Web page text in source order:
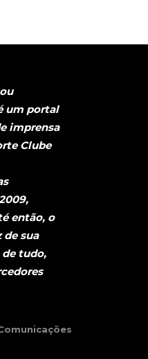
um portal
imprensa
Clube
então, o
de sua
de tudo,